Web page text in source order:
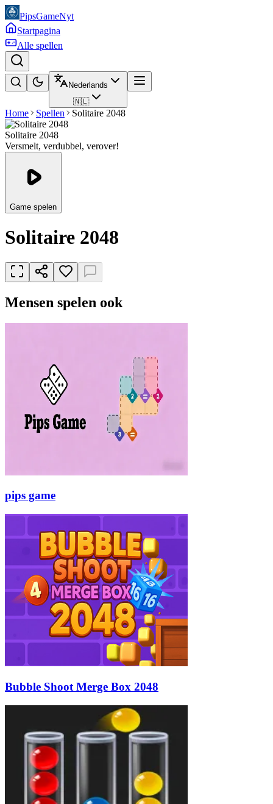
PipsGameNyt
Startpagina
Alle spellen
Nederlands
🇳🇱
Home Spellen Solitaire 2048
Solitaire 2048
Versmelt, verdubbel, verover!
Game spelen
Solitaire 2048
Mensen spelen ook
pips game
Bubble Shoot Merge Box 2048